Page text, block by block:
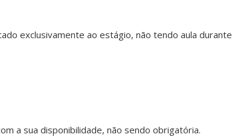
exclusivamente ao estágio, não tendo aula durante
a sua disponibilidade, não sendo obrigatória.